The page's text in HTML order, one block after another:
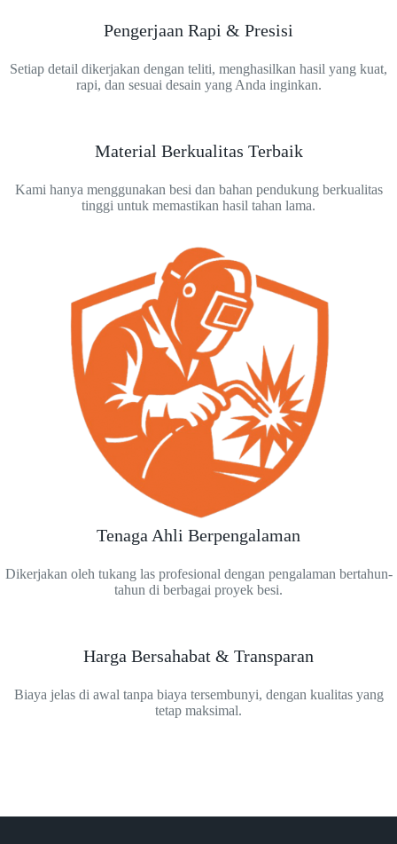
Pengerjaan Rapi & Presisi
Setiap detail dikerjakan dengan teliti, menghasilkan hasil yang kuat,
rapi, dan sesuai desain yang Anda inginkan.
Material Berkualitas Terbaik
Kami hanya menggunakan besi dan bahan pendukung berkualitas
tinggi untuk memastikan hasil tahan lama.
Tenaga Ahli Berpengalaman
Dikerjakan oleh tukang las profesional dengan pengalaman bertahun-
tahun di berbagai proyek besi.
Harga Bersahabat & Transparan
Biaya jelas di awal tanpa biaya tersembunyi, dengan kualitas yang
tetap maksimal.